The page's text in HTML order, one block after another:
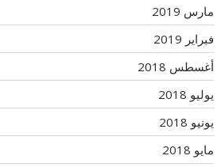
مارس 2019
فبراير 2019
أغسطس 2018
يوليو 2018
يونيو 2018
مايو 2018